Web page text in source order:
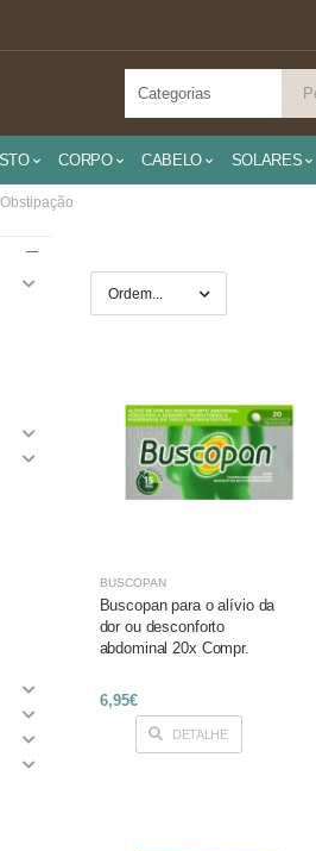
CORPO CABELO SOLARES
BUSCOPAN
Buscopan para o alívio da
dor ou desconforto
abdominal 20x Compr.
6,95€
DETALHE